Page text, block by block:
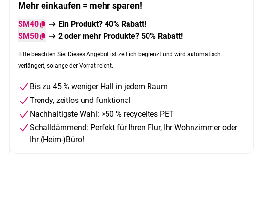
Mehr einkaufen = mehr sparen!
SM40
Ein Produkt? 40% Rabatt!
SM50
2 oder mehr Produkte? 50% Rabatt!
Bitte beachten Sie: Dieses Angebot ist zeitlich begrenzt und wird automatisch
verlängert, solange der Vorrat reicht.
Bis zu 45 % weniger Hall in jedem Raum
Trendy, zeitlos und funktional
Nachhaltigste Wahl: >50 % recyceltes PET
Schalldämmend: Perfekt für Ihren Flur, Ihr Wohnzimmer oder
Ihr (Heim-)Büro!